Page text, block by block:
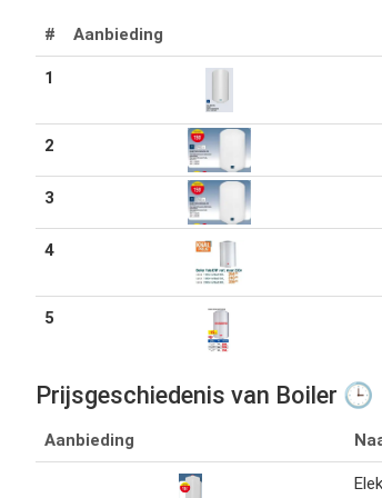
# Aanbieding
1
2
3
4
5
Prijsgeschiedenis van Boiler 🕒
Aanbieding